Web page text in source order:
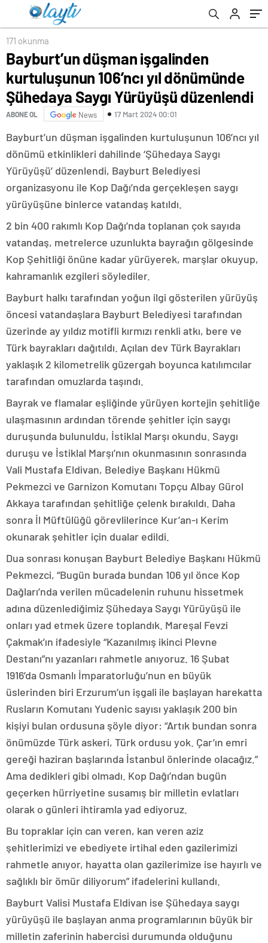
Yürüyüşü düzenlendi
171 okunma
Bayburt’un düşman işgalinden
kurtuluşunun 106’ncı yıl dönümünde
Şühedaya Saygı Yürüyüşü düzenlendi
ABONE OL News 17 Mart 2024 00:01
Bayburt’un düşman işgalinden kurtuluşunun 106’ncı yıl
dönümü etkinlikleri dahilinde ‘Şühedaya Saygı
Yürüyüşü’ düzenlendi, Bayburt Belediyesi
organizasyonu ile Kop Dağı’nda gerçekleşen saygı
yürüyüşüne binlerce vatandaş katıldı.
2 bin 400 rakımlı Kop Dağı’nda toplanan çok sayıda
vatandaş, metrelerce uzunlukta bayrağın gölgesinde
Kop Şehitliği önüne kadar yürüyerek, marşlar okuyup,
kahramanlık ezgileri söylediler.
Bayburt halkı tarafından yoğun ilgi gösterilen yürüyüş
öncesi vatandaşlara Bayburt Belediyesi tarafından
üzerinde ay yıldız motifli kırmızı renkli atkı, bere ve
Türk bayrakları dağıtıldı. Açılan dev Türk Bayrakları
yaklaşık 2 kilometrelik güzergah boyunca katılımcılar
tarafından omuzlarda taşındı.
Bayrak ve flamalar eşliğinde yürüyen kortejin şehitliğe
ulaşmasının ardından törende şehitler için saygı
duruşunda bulunuldu, İstiklal Marşı okundu. Saygı
duruşu ve İstiklal Marşı’nın okunmasının sonrasında
Vali Mustafa Eldivan, Belediye Başkanı Hükmü
Pekmezci ve Garnizon Komutanı Topçu Albay Gürol
Akkaya tarafından şehitliğe çelenk bırakıldı. Daha
sonra İl Müftülüğü görevlilerince Kur’an-ı Kerim
okunarak şehitler için dualar edildi.
Dua sonrası konuşan Bayburt Belediye Başkanı Hükmü
Pekmezci, “Bugün burada bundan 106 yıl önce Kop
Dağları’nda verilen mücadelenin ruhunu hissetmek
adına düzenlediğimiz Şühedaya Saygı Yürüyüşü ile
onları yad etmek üzere toplandık. Mareşal Fevzi
Çakmak’ın ifadesiyle “Kazanılmış ikinci Plevne
Destanı”nı yazanları rahmetle anıyoruz. 16 Şubat
1916’da Osmanlı İmparatorluğu’nun en büyük
üslerinden biri Erzurum’un işgali ile başlayan harekatta
Rusların Komutanı Yudenic sayısı yaklaşık 200 bin
kişiyi bulan ordusuna şöyle diyor: “Artık bundan sonra
önümüzde Türk askeri, Türk ordusu yok. Çar’ın emri
gereği haziran başlarında İstanbul önlerinde olacağız.”
Ama dedikleri gibi olmadı. Kop Dağı’ndan bugün
geçerken hürriyetine susamış bir milletin evlatları
olarak o günleri ihtiramla yad ediyoruz.
Bu topraklar için can veren, kan veren aziz
şehitlerimizi ve ebediyete irtihal eden gazilerimizi
rahmetle anıyor, hayatta olan gazilerimize ise hayırlı ve
sağlıklı bir ömür diliyorum” ifadelerini kullandı.
Bayburt Valisi Mustafa Eldivan ise Şühedaya saygı
yürüyüşü ile başlayan anma programlarının büyük bir
milletin zaferinin habercisi durumunda olduğunu